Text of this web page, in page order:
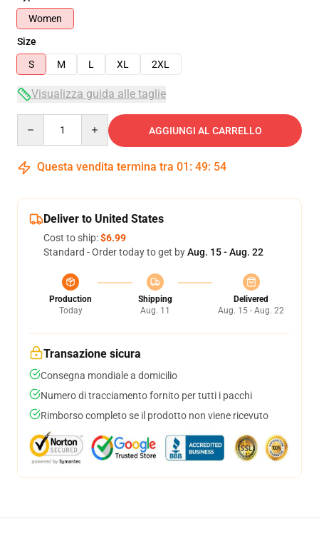
Women
Size
S
M L XL 2XL
Visualizza guida alle taglie
AGGIUNGI AL CARRELLO
Questa vendita termina tra 01 : 49: 54
Deliver to United States
Cost to ship:$6.99
Standard - Order today to get byAug. 15 - Aug. 22
Production
Today
Shipping
Aug. 11
Delivered
Aug. 15 - Aug. 22
Transazione sicura
Consegna mondiale a domicilio
Numero di tracciamento fornito per tutti i pacchi
Rimborso completo se il prodotto non viene ricevuto